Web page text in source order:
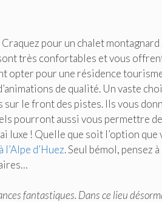
pour un chalet montagnard
très confortables et vous
opter pour une résidence
de qualité. Un vaste
sur le front des pistes. Ils vous
pourront aussi vous permettre de
luxe ! Quelle que soit l’option que
d’Huez. Seul bémol, pensez à
fantastiques. Dans ce lieu